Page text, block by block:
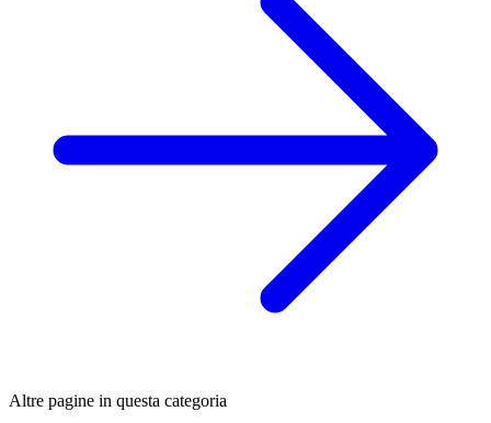
Altre pagine in questa categoria